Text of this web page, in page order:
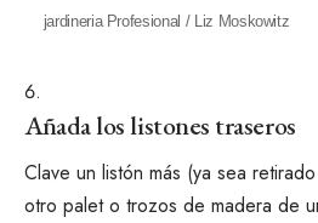
jardineria Profesional / Liz Moskowitz
Añada los listones traseros
Clave un listón más (ya sea
otro palet o trozos de madera de